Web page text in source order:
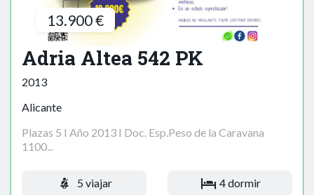
13.900 €
Adria Altea 542 PK
2013
Alicante
Plazas 5 I Año 2013 I Doc. Esp.Peso de la Caravana
1100...
5 viajar 4 dormir